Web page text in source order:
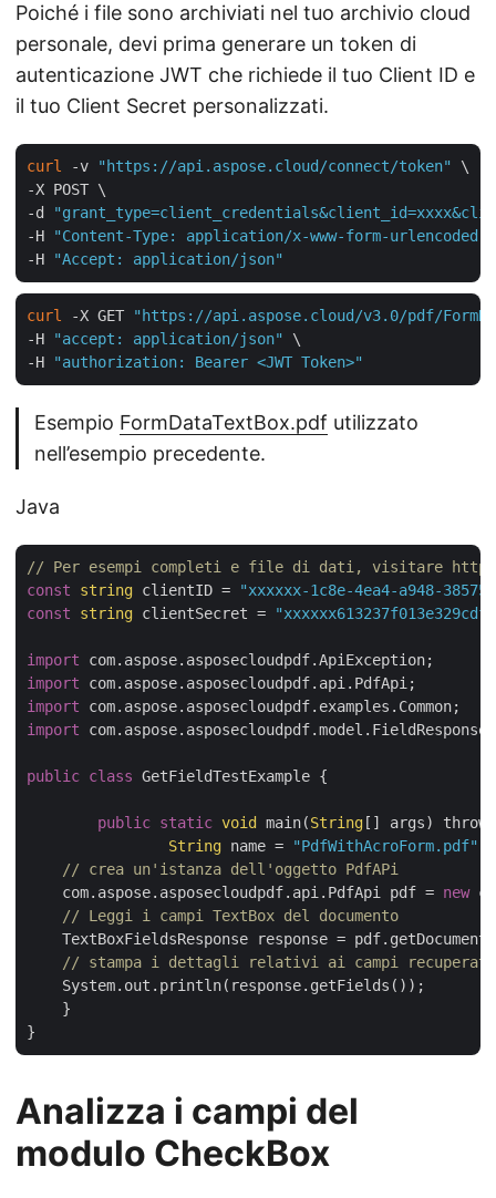
Poiché i file sono archiviati nel tuo archivio cloud
personale, devi prima generare un token di
autenticazione JWT che richiede il tuo Client ID e
il tuo Client Secret personalizzati.
curl -v "https://api.aspose.cloud/connect/token"
\
-X POST \
-d
-H
"Content-Type: application/x-www-form-urlencoded"
-H
"Accept: application/json"
curl -X GET
"https://api.aspose.cloud/v3.0/pdf/
-H
"accept: application/json"
\
-H
"authorization: Bearer <JWT Token>"
Esempio FormDataTextBox.pdf utilizzato
nell’esempio precedente.
Java
// Per esempi completi e file di dati, visitare
const
string clientID =
"xxxxxx-1c8e-4ea4-a948-
const
string clientSecret =
import
import
import
import com.aspose.asposecloudpdf.model.FieldResponse;
public class GetFieldTestExample {
public static void main(String [] args)
String name = "PdfWithAcroForm.pdf"
// crea un'istanza dell'oggetto PdfAPi
    com.aspose.asposecloudpdf.api.PdfApi pdf =
new
// Leggi i campi TextBox del documento
TextBoxFieldsResponse response =
// stampa i dettagli relativi ai campi recuperati
    System.out.println(response.getFields());
    }
Analizza i campi del
modulo CheckBox